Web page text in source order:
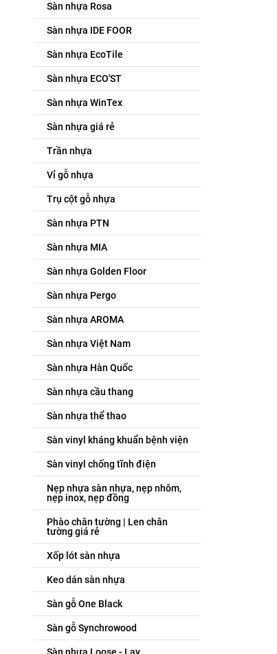
Sàn nhựa Rosa
Sàn nhựa IDE FOOR
Sàn nhựa EcoTile
Sàn nhựa ECO'ST
Sàn nhựa WinTex
Sàn nhựa giá rẻ
Trần nhựa
Vỉ gỗ nhựa
Trụ cột gỗ nhựa
Sàn nhựa PTN
Sàn nhựa MIA
Sàn nhựa Golden Floor
Sàn nhựa Pergo
Sàn nhựa AROMA
Sàn nhựa Việt Nam
Sàn nhựa Hàn Quốc
Sàn nhựa cầu thang
Sàn nhựa thể thao
Sàn vinyl kháng khuẩn bệnh viện
Sàn vinyl chống tĩnh điện
Nẹp nhựa sàn nhựa, nẹp nhôm,
nẹp inox, nẹp đồng
Phào chân tường | Len chân
tường giá rẻ
Xốp lót sàn nhựa
Keo dán sàn nhựa
Sàn gỗ One Black
Sàn gỗ Synchrowood